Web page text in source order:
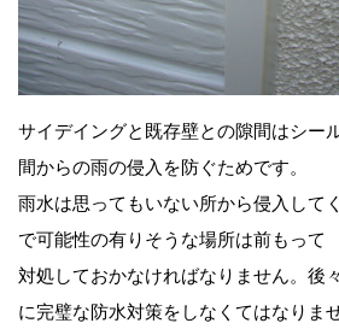
サイデイングと既存壁との隙間はシー
間からの雨の侵入を防ぐためです。
雨水は思ってもいない所から侵入して
で可能性の有りそうな場所は前もって
対処しておかなければなりません。後
に完璧な防水対策をしなくてはなりませ